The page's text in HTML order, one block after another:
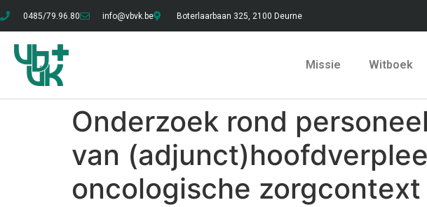
0485/79.96.80 info@vbvk.be Boterlaarbaan 325, 2100 Deurne
Missie Witboek
Onderzoek rond
van
oncologische zorgcontext